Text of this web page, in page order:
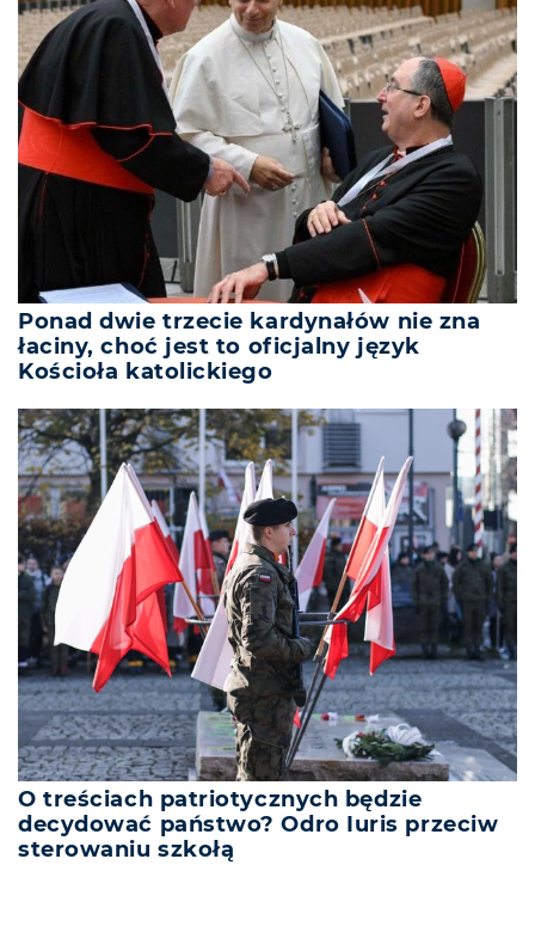
Ponad dwie trzecie kardynałów nie zna
łaciny, choć jest to oficjalny język
Kościoła katolickiego
O treściach patriotycznych będzie
decydować państwo? Odro Iuris przeciw
sterowaniu szkołą